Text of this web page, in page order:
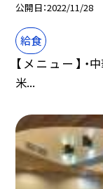
公開日 2022/11/28
給食
【 メ ニ ュ ー 】 ・
米...